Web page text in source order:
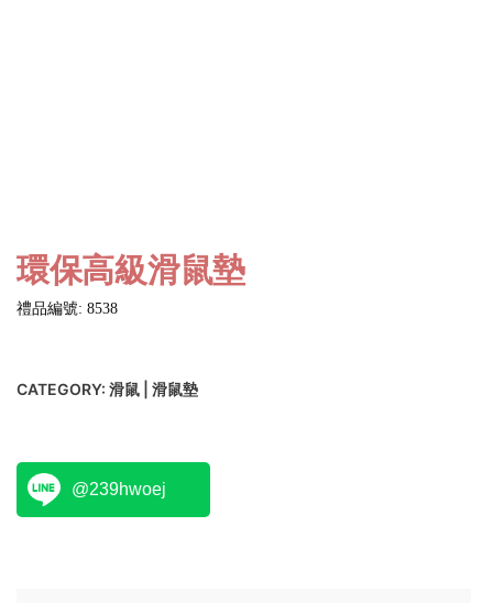
環保高級滑鼠墊
禮品編號: 8538
CATEGORY: 滑鼠 | 滑鼠墊
@239hwoej